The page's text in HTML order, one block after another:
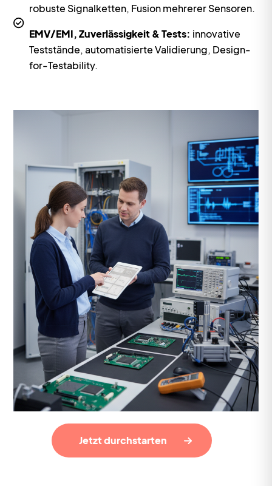
robuste Signalketten, Fusion mehrerer Sensoren.
EMV/EMI, Zuverlässigkeit & Tests: innovative
Teststände, automatisierte Validierung, Design-
for-Testability.
Jetzt durchstarten